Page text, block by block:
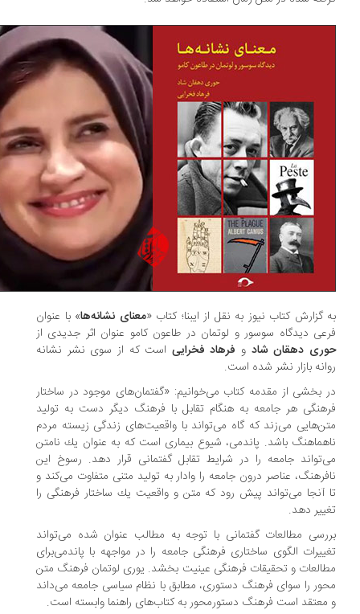
گزارش کتاب نیوز به نقل از ایبنا؛ کتاب « معنای نشانه‌ها» با عنوان
دیدگاه سوسور و لوتمان در طاعون کامو عنوان اثر جدیدی از
دهقان شادو فرهاد فخراییاست که از سوی نشر نشانه
بازار نشر شده است.
بخشی از مقدمه کتاب می‌‌خوانیم: «گفتمان‌های موجود در ساختار
هر جامعه به هنگام تقابل با فرهنگ دیگر دست به تولید
می‌زند كه گاه می‌تواند با واقعیت‌های زندگی زیسته مردم
باشد. پاندمی، شیوع بیماری است كه به عنوان یك نامتن
جامعه را در شرایط تقابل گفتمانی قرار دهد. رسوخ این
عناصر درون جامعه را وادار به تولید متنی متفاوت می‌كند و
آنجا می‌تواند پیش رود كه متن و واقعیت یك ساختار فرهنگی را
دهد.
مطالعات گفتمانی با توجه به مطالب عنوان شده می‌تواند
الگوی ساختاری فرهنگی جامعه را در مواجهه با پاندمی‌برای
و تحقیقات فرهنگی عینیت بخشد. یوری لوتمان فرهنگ متن
را سوای فرهنگ دستوری، مطابق با نظام سیاسی جامعه می‌داند
است فرهنگ دستورمحور به کتاب‌های راهنما وابسته است.